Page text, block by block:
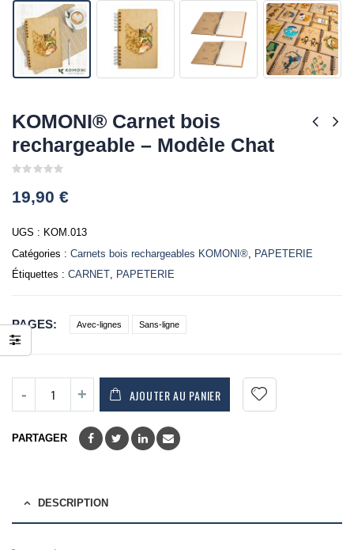
KOMONI® Carnet bois
rechargeable – Modèle Chat
out
of
19,90 €
UGS : KOM.013
Catégories : Carnets bois rechargeables KOMONI® PAPETERIE
Étiquettes : CARNET, PAPETERIE
PAGES Avec-lignes Sans-ligne
AJOUTER AU PANIER
PARTAGER
DESCRIPTION